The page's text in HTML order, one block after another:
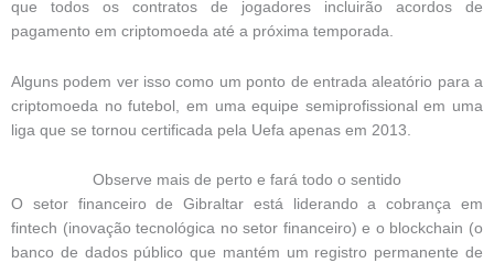
que todos os contratos de jogadores incluirão acordos de
pagamento em criptomoeda até a próxima temporada.
Alguns podem ver isso como um ponto de entrada aleatório para a
criptomoeda no futebol, em uma equipe semiprofissional em uma
liga que se tornou certificada pela Uefa apenas em 2013.
Observe mais de perto e fará todo o sentido
O setor financeiro de Gibraltar está liderando a cobrança em
fintech (inovação tecnológica no setor financeiro) e o blockchain (o
banco de dados público que mantém um registro permanente de